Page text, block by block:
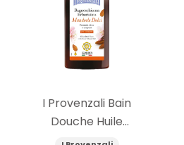
I Provenzali Bain
Douche Huile
d’Amande Douce